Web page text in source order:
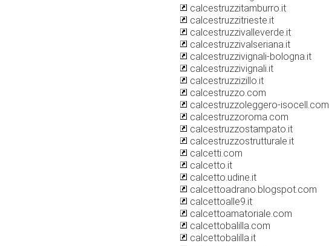
calcestruzzitamburro.it
calcestruzzitrieste.it
calcestruzzivalleverde.it
calcestruzzivalseriana.it
calcestruzzivignali-bologna.it
calcestruzzivignali.it
calcestruzzizillo.it
calcestruzzo.com
calcestruzzoleggero-isocell.com
calcestruzzoroma.com
calcestruzzostampato.it
calcestruzzostrutturale.it
calcetti.com
calcetto.it
calcetto.udine.it
calcettoadrano.blogspot.com
calcettoalle9.it
calcettoamatoriale.com
calcettobalilla.com
calcettobalilla.it